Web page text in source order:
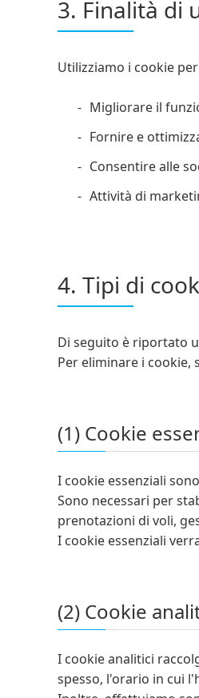
3. Finalità di
Utilizziamo i cookie
Migliorare il
Fornire e
Consentire alle
Attività di
4. Tipi di
Di seguito è riportato
Per eliminare i cookie,
(1) Cookie
I cookie essenziali
Sono necessari per
prenotazioni di voli,
I cookie essenziali
(2) Cookie
I cookie analitici
spesso, l'orario in cui